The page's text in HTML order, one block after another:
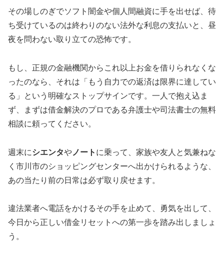
その場しのぎでソフト闇金や個人間融資に手を出せば、待
ち受けているのは終わりのない法外な利息の支払いと、昼
夜を問わない取り立ての恐怖です。
もし、正規の金融機関からこれ以上お金を借りられなくな
ったのなら、それは「もう自力での返済は限界に達してい
る」という明確なストップサインです。一人で抱え込ま
ず、まずは借金解決のプロである弁護士や司法書士の無料
相談に頼ってください。
週末にシエンタや ノート に乗って、家族や友人と気兼ねな
く市川市のショッピングセンターへ出かけられるような、
あの当たり前の日常は必ず取り戻せます。
違法業者へ電話をかけるその手を止めて、勇気を出して、
今日から正しい借金リセットへの第一歩を踏み出しましょ
う。